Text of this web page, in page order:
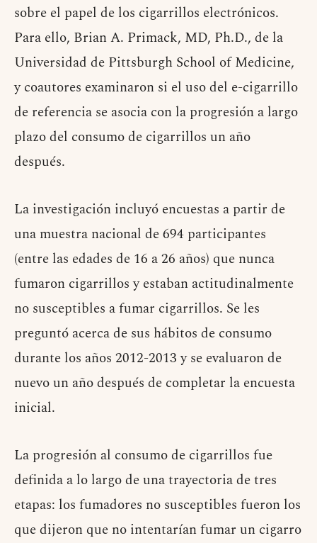
sobre el papel de los cigarrillos electrónicos.
Para ello, Brian A. Primack, MD, Ph.D., de la
Universidad de Pittsburgh School of Medicine,
y coautores examinaron si el uso del e-cigarrillo
de referencia se asocia con la progresión a largo
plazo del consumo de cigarrillos un año
después.
La investigación incluyó encuestas a partir de
una muestra nacional de 694 participantes
(entre las edades de 16 a 26 años) que nunca
fumaron cigarrillos y estaban actitudinalmente
no susceptibles a fumar cigarrillos. Se les
preguntó acerca de sus hábitos de consumo
durante los años 2012-2013 y se evaluaron de
nuevo un año después de completar la encuesta
inicial.
La progresión al consumo de cigarrillos fue
definida a lo largo de una trayectoria de tres
etapas: los fumadores no susceptibles fueron los
que dijeron que no intentarían fumar un cigarro